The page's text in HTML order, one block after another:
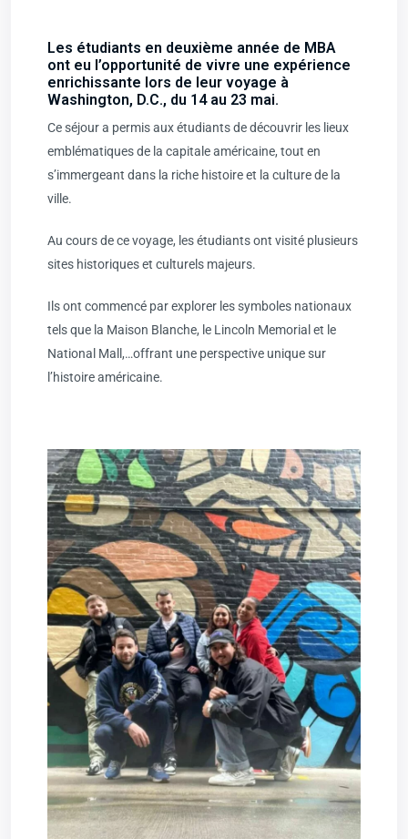
Les étudiants en deuxième année de MBA
ont eu l’opportunité de vivre une expérience
enrichissante lors de leur voyage à
Washington, D.C., du 14 au 23 mai.
Ce séjour a permis aux étudiants de découvrir les lieux
emblématiques de la capitale américaine, tout en
s’immergeant dans la riche histoire et la culture de la
ville.
Au cours de ce voyage, les étudiants ont visité plusieurs
sites historiques et culturels majeurs.
Ils ont commencé par explorer les symboles nationaux
tels que la Maison Blanche, le Lincoln Memorial et le
National Mall,…offrant une perspective unique sur
l’histoire américaine.